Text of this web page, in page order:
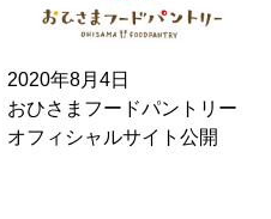
2020年8月4日
おひさまフードパントリー
オフィシャルサイト公開